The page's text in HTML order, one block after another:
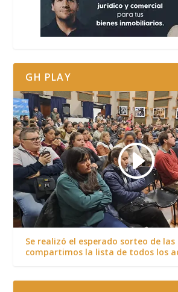
GH PLAY
Se realizó el esperado sorteo de las
compartimos la lista de todos los